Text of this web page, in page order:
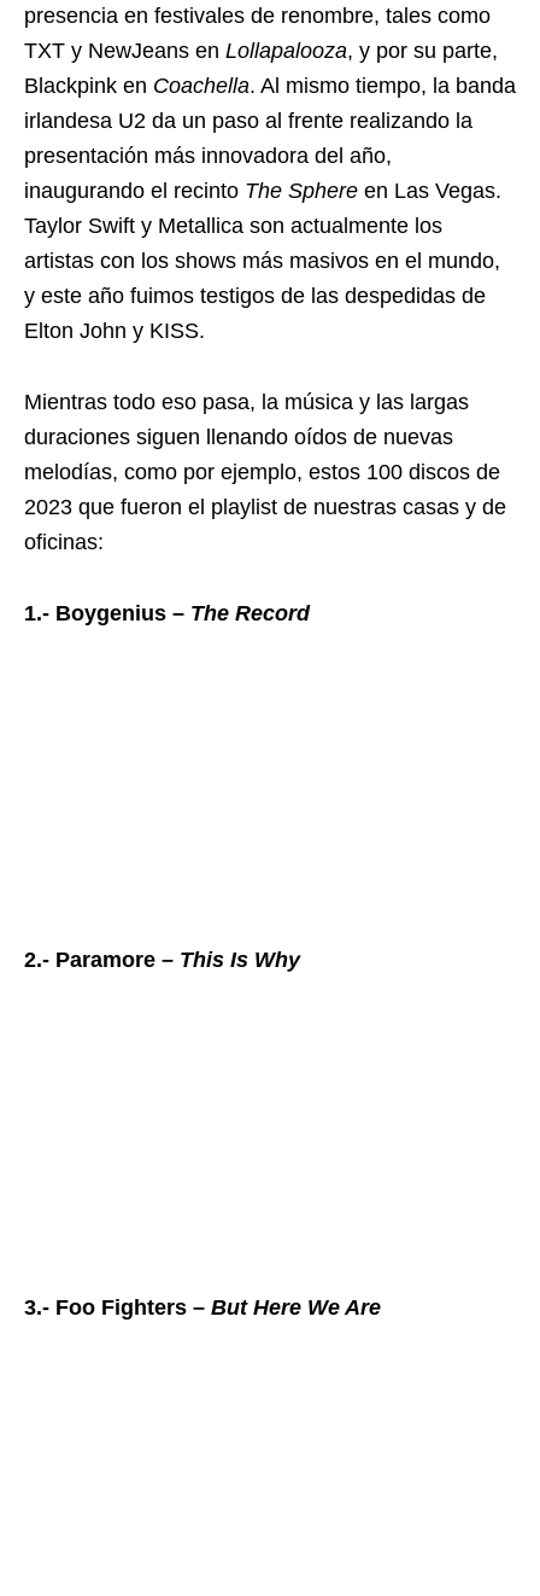
presencia en festivales de renombre, tales como
TXT y NewJeans en Lollapalooza, y por su parte,
Blackpink en Coachella. Al mismo tiempo, la banda
irlandesa U2 da un paso al frente realizando la
presentación más innovadora del año,
inaugurando el recinto The Sphere en Las Vegas.
Taylor Swift y Metallica son actualmente los
artistas con los shows más masivos en el mundo,
y este año fuimos testigos de las despedidas de
Elton John y KISS.
Mientras todo eso pasa, la música y las largas
duraciones siguen llenando oídos de nuevas
melodías, como por ejemplo, estos 100 discos de
2023 que fueron el playlist de nuestras casas y de
oficinas:
1.- Boygenius – The Record
2.- Paramore – This Is Why
3.- Foo Fighters – But Here We Are